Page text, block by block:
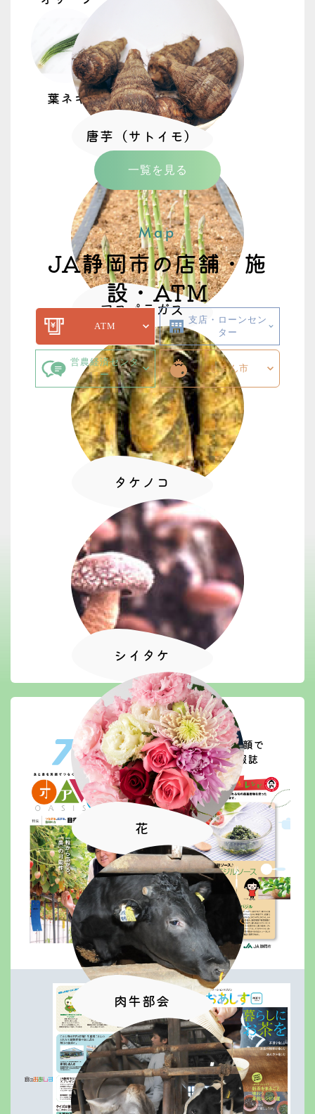
葉ネギ
唐芋（サトイモ）
アスパラガス
タケノコ
シイタケ
花
肉牛部会
一覧を見る
Map
JA静岡市の店舗・施
設・ATM
ATM
支店・ローンセン
ター
営農経済センタ
ー
じまん市